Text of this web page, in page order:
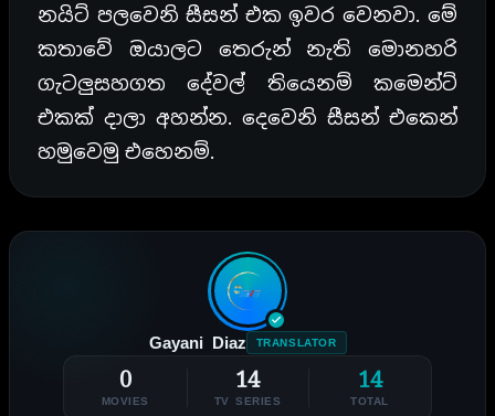
නයිට් පලවෙනි සීසන් එක ඉවර වෙනවා. මේ
කතාවේ ඔයාලට තෙරුන් නැති මොනහරි
ගැටලුසහගත දේවල් තියෙනම් කමෙන්ට්
එකක් දාලා අහන්න. දෙවෙනි සීසන් එකෙන්
හමුවෙමු එහෙනම්.
Gayani Diaz TRANSLATOR
0
MOVIES
14
TV SERIES
14
TOTAL